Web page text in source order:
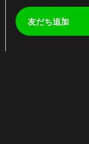
友だち追加